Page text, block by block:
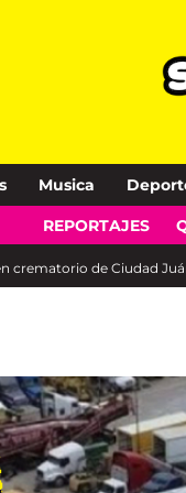
Musica
REPORTAJES
crematorio de Ciudad